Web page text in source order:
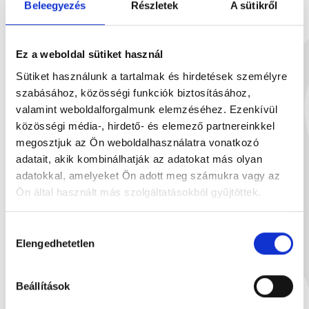
Beleegyezés Részletek A sütikről
Ez a weboldal sütiket használ
Sütiket használunk a tartalmak és hirdetések személyre
szabásához, közösségi funkciók biztosításához,
valamint weboldalforgalmunk elemzéséhez. Ezenkívül
közösségi média-, hirdető- és elemező partnereinkkel
megosztjuk az Ön weboldalhasználatra vonatkozó
adatait, akik kombinálhatják az adatokat más olyan
adatokkal, amelyeket Ön adott meg számukra vagy az
Ön által használt más szolgáltatásokból gyűjtöttek.
kiválasztása
Elengedhetetlen
Beállítások
1 899 Ft
Neked ajánljuk